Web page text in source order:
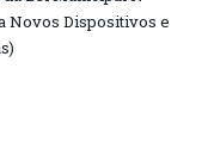
Novos Dispositivos e